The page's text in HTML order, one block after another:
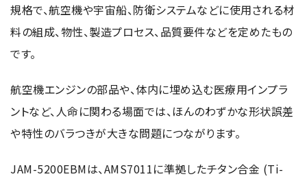
規格で、航空機や宇宙船、防衛システムなどに使用される材
料の組成、物性、製造プロセス、品質要件などを定めたもの
です。
航空機エンジンの部品や、体内に埋め込む医療用インプラ
ントなど、人命に関わる場面では、ほんのわずかな形状誤差
や特性のバラつきが大きな問題につながります。
JAM-5200EBMは、AMS7011に準拠したチタン合金 (Ti-